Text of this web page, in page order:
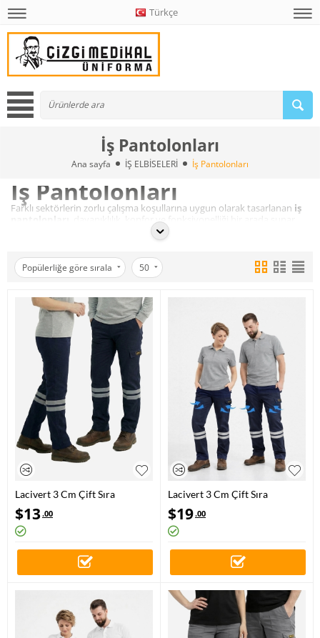
Türkçe
İş Pantolonları
Ana sayfa İŞ ELBİSELERİ İş Pantolonları
İş Pantolonları
Farklı sektörlerin zorlu çalışma koşullarına uygun olarak tasarlanan iş
pantolonları
, dayanıklılık, konfor ve fonksiyonelliği bir arada sunar.
Sanayi, inşaat, lojistik ve saha operasyonlarında yoğun kullanıma
uygun modeller; sağlam kumaş yapısı ve çok cepli tasarımlarıyla
Çizgi Medikal iş pantolonları, hareket özgürlüğünü destekleyen
kesimleri ve uzun ömürlü kumaşlarıyla personel kullanımında güvenilir
güvenliği ve kurumsal görünüm beklentilerini karşılayacak şekilde
tasarlanmıştır.
Popülerliğe göre sırala 50
Lacivert 3 Cm Çift Sıra
Reflektörlü İş Pantolonu
Gabardin Kumaş
$13.00
Lacivert 3 Cm Çift Sıra
Reflektörlü Likralı Gabardin
Kumaş İş Pantolonu
$19.00